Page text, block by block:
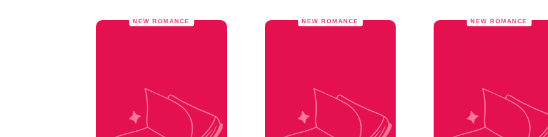
NEW ROMANCE NEW ROMANCE NEW ROMANCE